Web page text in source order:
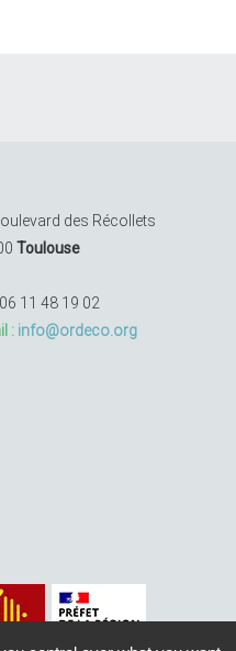
des Récollets
Toulouse
06 11 48 19 02
: info@ordeco.org